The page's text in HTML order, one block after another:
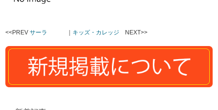
<<PREVサーラ ｜ キッズ・カレッジ NEXT>>